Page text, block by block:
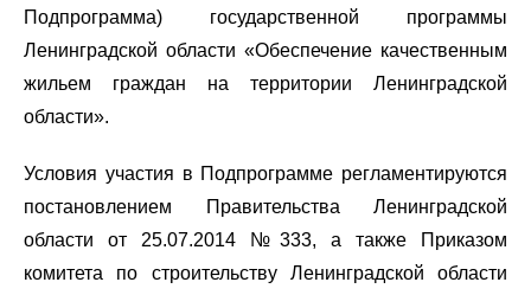
Подпрограмма) государственной программы
Ленинградской области «Обеспечение качественным
жильем граждан на территории Ленинградской
области».
Условия участия в Подпрограмме регламентируются
постановлением Правительства Ленинградской
области от 25.07.2014 №333, а также Приказом
комитета по строительству Ленинградской области